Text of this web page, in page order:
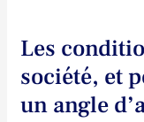
Les
société, et
un angle